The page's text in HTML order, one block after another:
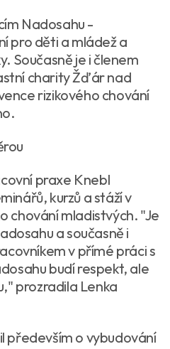
Nadosahu -
pro děti a mládež a
Současně je i členem
charity Žďár nad
rizikového chování
praxe Knebl
kurzů a stáží v
chování mladistvých. "Je
a současně i
v přímé práci s
budí respekt, ale
prozradila Lenka
především o vybudování